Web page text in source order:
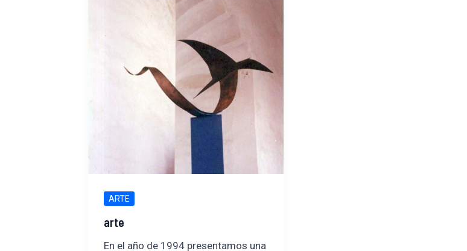
ARTE
arte
En el año de 1994 presentamos una